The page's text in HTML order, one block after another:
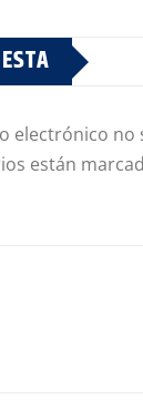
electrónico no
están